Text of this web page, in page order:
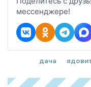
мессенджере!
дача